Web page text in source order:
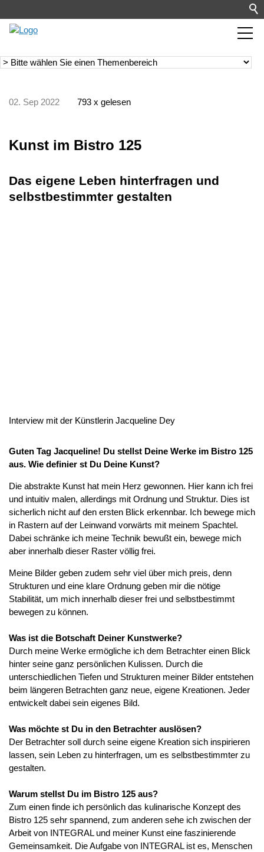
02. Sep 2022 793 x gelesen
Kunst im Bistro 125
Das eigene Leben hinterfragen und
selbstbestimmter gestalten
Interview mit der Künstlerin Jacqueline Dey
Guten Tag Jacqueline! Du stellst Deine Werke im Bistro 125
aus. Wie definier st Du Deine Kunst?
Die abstrakte Kunst hat mein Herz gewonnen. Hier kann ich frei
und intuitiv malen, allerdings mit Ordnung und Struktur. Dies ist
sicherlich nicht auf den ersten Blick erkennbar. Ich bewege mich
in Rastern auf der Leinwand vorwärts mit meinem Spachtel.
Dabei schränke ich meine Technik bewußt ein, bewege mich
aber innerhalb dieser Raster völlig frei.
Meine Bilder geben zudem sehr viel über mich preis, denn
Strukturen und eine klare Ordnung geben mir die nötige
Stabilität, um mich innerhalb dieser frei und selbstbestimmt
bewegen zu können.
Was ist die Botschaft Deiner Kunstwerke?
Durch meine Werke ermögliche ich dem Betrachter einen Blick
hinter seine ganz persönlichen Kulissen. Durch die
unterschiedlichen Tiefen und Strukturen meiner Bilder entstehen
beim längeren Betrachten ganz neue, eigene Kreationen. Jeder
entwickelt dabei sein eigenes Bild.
Was möchte st Du in den Betrachter auslösen?
Der Betrachter soll durch seine eigene Kreation sich inspirieren
lassen, sein Leben zu hinterfragen, um es selbstbestimmter zu
gestalten.
Warum stellst Du im Bistro 125 aus?
Zum einen finde ich persönlich das kulinarische Konzept des
Bistro 125 sehr spannend, zum anderen sehe ich zwischen der
Arbeit von INTEGRAL und meiner Kunst eine faszinierende
Gemeinsamkeit. Die Aufgabe von INTEGRAL ist es, Menschen